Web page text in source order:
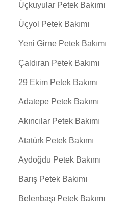
Üçkuyular Petek Bakımı
Üçyol Petek Bakımı
Yeni Girne Petek Bakımı
Çaldıran Petek Bakımı
29 Ekim Petek Bakımı
Adatepe Petek Bakımı
Akıncılar Petek Bakımı
Atatürk Petek Bakımı
Aydoğdu Petek Bakımı
Barış Petek Bakımı
Belenbaşı Petek Bakımı